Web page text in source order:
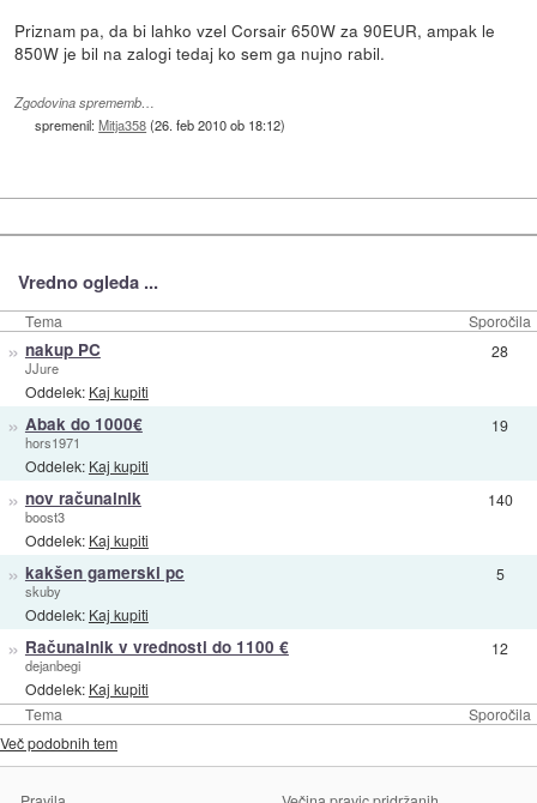
Priznam pa, da bi lahko vzel Corsair 650W za 90EUR, ampak le
850W je bil na zalogi tedaj ko sem ga nujno rabil.
Zgodovina sprememb…
spremenil:Mitja358(26. feb 2010 ob 18:12)
Vredno ogleda ...
Tema Sporočila
Tema Sporočila
» nakup PC
JJure
Oddelek: Kaj kupiti
28
» Abak do 1000€
hors1971
Oddelek: Kaj kupiti
19
» nov računalnik
boost3
Oddelek: Kaj kupiti
140
» kakšen gamerski pc
skuby
Oddelek: Kaj kupiti
5
» Računalnik v vrednosti do 1100 €
dejanbegi
Oddelek: Kaj kupiti
12
Več podobnih tem